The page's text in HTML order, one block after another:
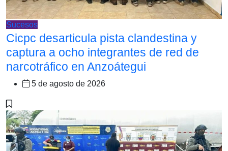
Sucesos
Cicpc desarticula pista clandestina y
captura a ocho integrantes de red de
narcotráfico en Anzoátegui
5 de agosto de 2026